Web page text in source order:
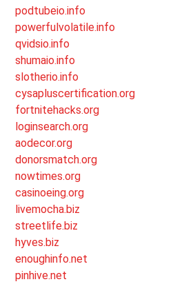
podtubeio.info
powerfulvolatile.info
qvidsio.info
shumaio.info
slotherio.info
cysapluscertification.org
fortnitehacks.org
loginsearch.org
aodecor.org
donorsmatch.org
nowtimes.org
casinoeing.org
livemocha.biz
streetlife.biz
hyves.biz
enoughinfo.net
pinhive.net